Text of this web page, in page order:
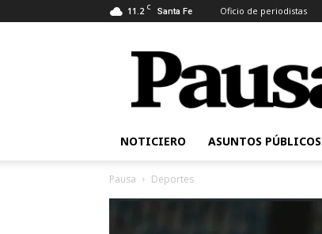
11.2 C Santa Fe Oficio de periodistas
Pausa
NOTICIERO ASUNTOS PÚBLICOS
Pausa Deportes